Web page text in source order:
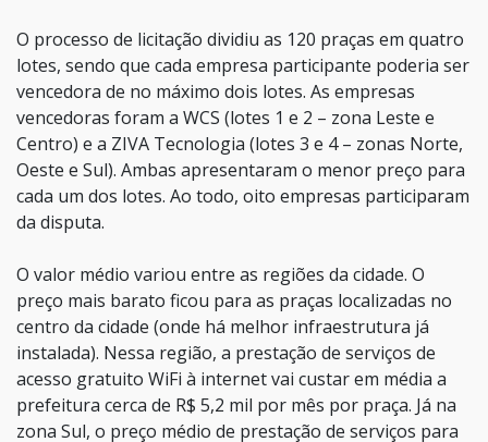
O processo de licitação dividiu as 120 praças em quatro
lotes, sendo que cada empresa participante poderia ser
vencedora de no máximo dois lotes. As empresas
vencedoras foram a WCS (lotes 1 e 2 – zona Leste e
Centro) e a ZIVA Tecnologia (lotes 3 e 4 – zonas Norte,
Oeste e Sul). Ambas apresentaram o menor preço para
cada um dos lotes. Ao todo, oito empresas participaram
da disputa.
O valor médio variou entre as regiões da cidade. O
preço mais barato ficou para as praças localizadas no
centro da cidade (onde há melhor infraestrutura já
instalada). Nessa região, a prestação de serviços de
acesso gratuito WiFi à internet vai custar em média a
prefeitura cerca de R$ 5,2 mil por mês por praça. Já na
zona Sul, o preço médio de prestação de serviços para